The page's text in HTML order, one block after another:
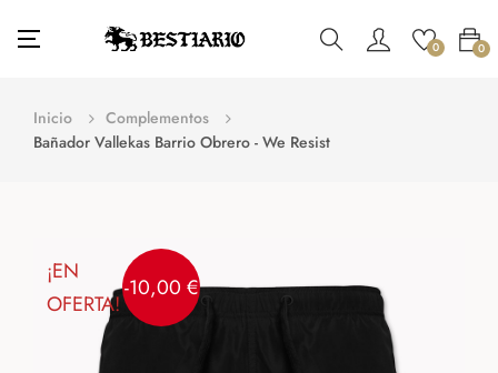
Navegación
☰ 0 0
Inicio
Complementos
Bañador Vallekas Barrio Obrero - We Resist
¡EN
OFERTA!
-10,00 €